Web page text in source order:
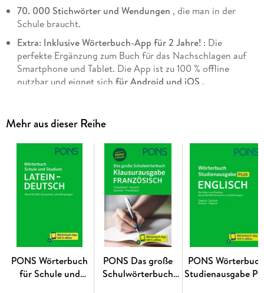
70. 000 Stichwörter und Wendungen , die man in der
Schule braucht.
Extra: Inklusive Wörterbuch-App für 2 Jahre! : Die
perfekte Ergänzung zum Buch für das Nachschlagen auf
Smartphone und Tablet. Die App ist zu 100 % offline
nutzbar und eignet sich für Android und iOS .
und Kultur.
Verbtabellen, Mustertexte und viele nützliche Extras
unterstützen bei den Hausaufgaben.
Mehr aus dieser Reihe
PONS Wörterbuch
für Schule und
PONS Das große
Schulwörterbuch
PONS
Studienausgabe